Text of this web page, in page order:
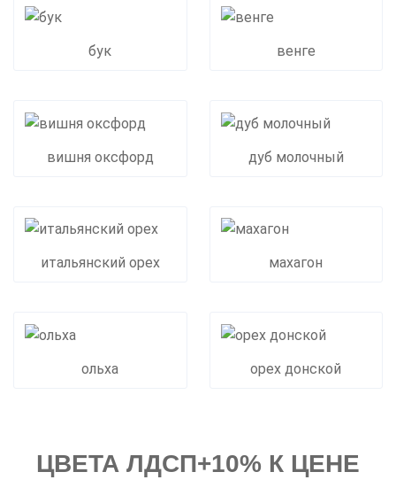
бук венге
вишня оксфорд дуб молочный
итальянский орех махагон
ольха орех донской
ЦВЕТА ЛДСП+10% К ЦЕНЕ